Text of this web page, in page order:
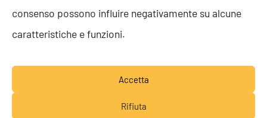
consenso possono influire negativamente su alcune
caratteristiche e funzioni.
Accetta
Rifiuta
TEAM RESOLVE